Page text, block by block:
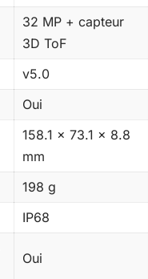
32 MP + capteur
3D ToF
v5.0
Oui
158.1 x 73.1 x 8.8
mm
198 g
IP68
Oui